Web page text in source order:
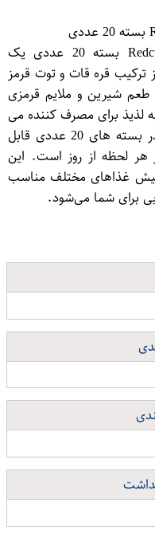
دمنوش قره قات دربند مدل Redcurrant بسته 20 عددی یک
قره قات و توت قرمز
شیرین و ملایم قرمزی
لذیذ برای مصرف کننده می
شود. این محصول بسته بندی شده در بسته های 20 عددی قابل
هر لحظه از روز است. این
غذاهای مختلف مناسب
برای شما می‌شود.